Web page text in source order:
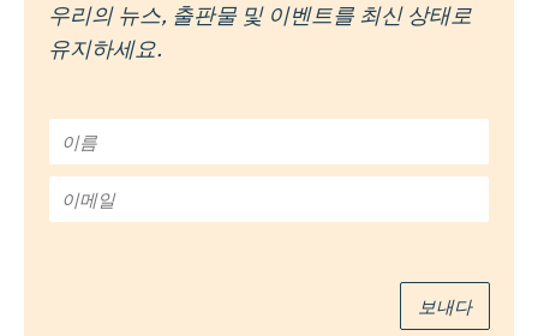
우리의 뉴스, 출판물 및 이벤트를 최신 상태로
유지하세요.
름
*
메
보내다